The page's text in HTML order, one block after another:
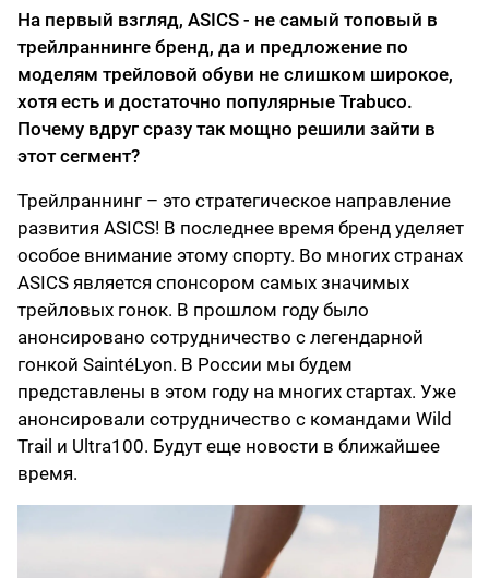
На первый взгляд, ASICS - не самый топовый в
трейлраннинге бренд, да и предложение по
моделям трейловой обуви не слишком широкое,
хотя есть и достаточно популярные Trabuco.
Почему вдруг сразу так мощно решили зайти в
этот сегмент?
Трейлраннинг – это стратегическое направление
развития ASICS! В последнее время бренд уделяет
особое внимание этому спорту. Во многих странах
ASICS является спонсором самых значимых
трейловых гонок. В прошлом году было
анонсировано сотрудничество с легендарной
гонкой SaintéLyon. В России мы будем
представлены в этом году на многих стартах. Уже
анонсировали сотрудничество с командами Wild
Trail и Ultra100. Будут еще новости в ближайшее
время.